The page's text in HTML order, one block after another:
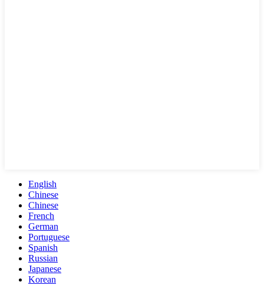
English
Chinese
Chinese
French
German
Portuguese
Spanish
Russian
Japanese
Korean